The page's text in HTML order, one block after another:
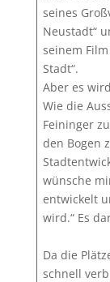
seines
Neustadt“
seinem
Stadt“.
Aber es
Wie die
Feininger
den Bogen
wünsche
entwickelt
wird.“ Es
Da die
schnell